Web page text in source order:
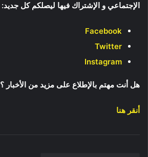
الإجتماعي و الإشتراك فيها ليصلكم كل جديد:
Facebook
Twitter
Instagram
هل أنت مهتم بالإطلاع على مزيد من الأخبار ؟
أنقر هنا